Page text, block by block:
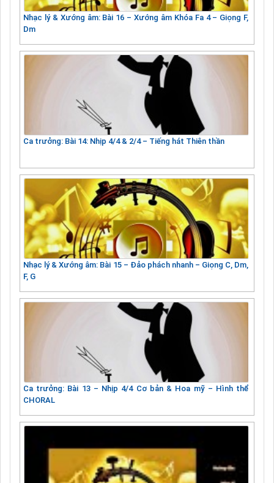
Nhạc lý & Xướng âm: Bài 16 – Xướng âm Khóa Fa 4 – Giọng F,
Dm
Ca trưởng: Bài 14: Nhịp 4/4 & 2/4 – Tiếng hát Thiên thần
Nhạc lý & Xướng âm: Bài 15 – Đảo phách nhanh – Giọng C, Dm,
F, G
Ca trưởng: Bài 13 – Nhịp 4/4 Cơ bản & Hoa mỹ – Hình thể
CHORAL